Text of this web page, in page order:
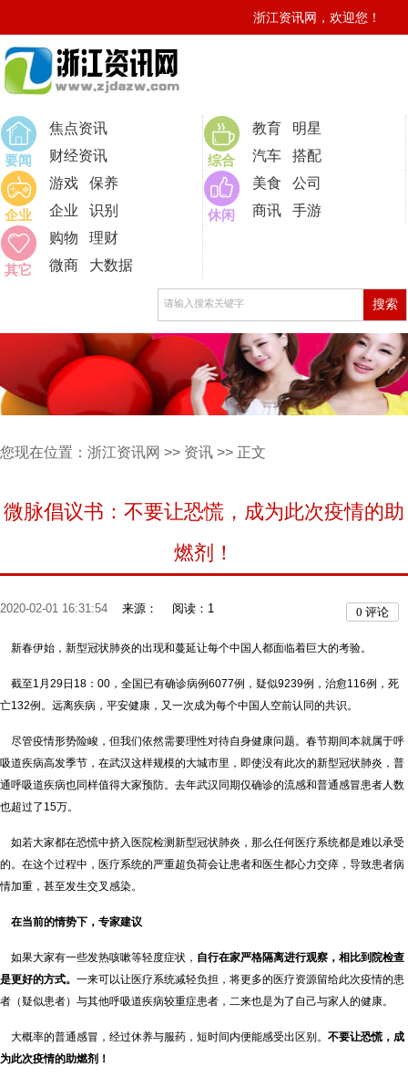
浙江资讯网，欢迎您！
要闻
焦点资讯
财经资讯
综合
教育
明星
汽车
搭配
企业
游戏
保养
企业
识别 休闲
美食
公司
商讯
手游
其它
购物
理财
微商
大数据
您现在位置： 浙江资讯网 >> 资讯 >> 正文
微脉倡议书：不要让恐慌，成为此次疫情的助
燃剂！
2020-02-01 16:31:54 来源： 阅读：1 0 评论
新春伊始，新型冠状肺炎的出现和蔓延让每个中国人都面临着巨大的考验。
截至1月29日18：00，全国已有确诊病例6077例，疑似9239例，治愈116例，死
亡132例。远离疾病，平安健康，又一次成为每个中国人空前认同的共识。
尽管疫情形势险峻，但我们依然需要理性对待自身健康问题。春节期间本就属于呼
吸道疾病高发季节，在武汉这样规模的大城市里，即使没有此次的新型冠状肺炎，普
通呼吸道疾病也同样值得大家预防。去年武汉同期仅确诊的流感和普通感冒患者人数
也超过了15万。
如若大家都在恐慌中挤入医院检测新型冠状肺炎，那么任何医疗系统都是难以承受
的。在这个过程中，医疗系统的严重超负荷会让患者和医生都心力交瘁，导致患者病
情加重，甚至发生交叉感染。
在当前的情势下，专家建议
如果大家有一些发热咳嗽等轻度症状， 自行在家严格隔离进行观察，相比到院检查
是更好的方式。 一来可以让医疗系统减轻负担，将更多的医疗资源留给此次疫情的患
者（疑似患者）与其他呼吸道疾病较重症患者，二来也是为了自己与家人的健康。
大概率的普通感冒，经过休养与服药，短时间内便能感受出区别。 不要让恐慌，成
为此次疫情的助燃剂！